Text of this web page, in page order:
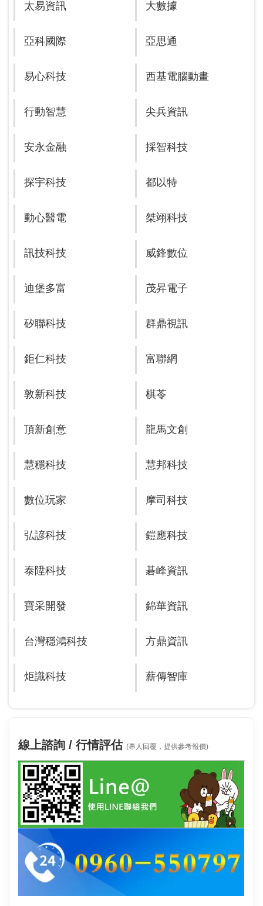
太易資訊 大數據
亞科國際 亞思通
易心科技 西基電腦動畫
行動智慧 尖兵資訊
安永金融 採智科技
探宇科技 都以特
動心醫電 桀翊科技
訊技科技 威鋒數位
迪堡多富 茂昇電子
矽聯科技 群鼎視訊
鉅仁科技 富聯網
敦新科技 棋苓
頂新創意 龍馬文創
慧穩科技 慧邦科技
數位玩家 摩司科技
弘諺科技 鎧應科技
泰陞科技 碁峰資訊
寶采開發 錦華資訊
台灣穩鴻科技 方鼎資訊
炬識科技 薪傳智庫
線上諮詢 / 行情評估 (專人回覆，提供參考報價)